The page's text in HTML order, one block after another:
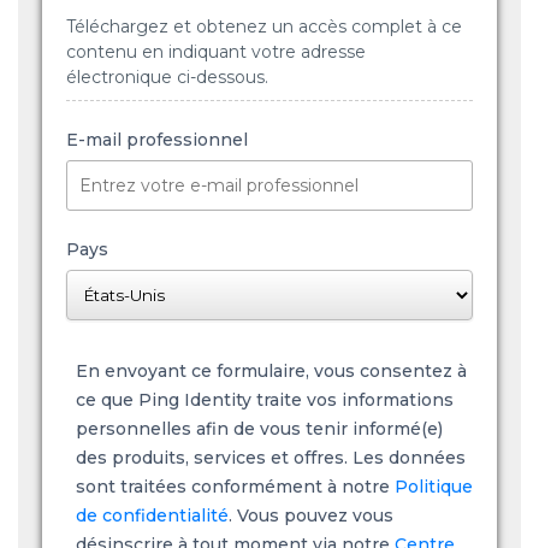
Téléchargez et obtenez un accès complet à ce
contenu en indiquant votre adresse
électronique ci-dessous.
E-mail professionnel
Pays
En envoyant ce formulaire, vous consentez à
ce que Ping Identity traite vos informations
personnelles afin de vous tenir informé(e)
des produits, services et offres. Les données
sont traitées conformément à notre Politique
de confidentialité. Vous pouvez vous